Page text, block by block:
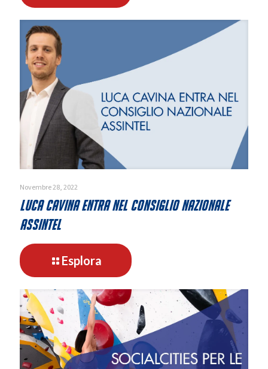
Il
gruppo
Mavigex
s.r.l.
Novembre 28, 2022
Luca Cavina entra nel consiglio nazionale
Assintel
Esplora
Luca
Cavina
entra
nel
consiglio
nazionale
Assintel